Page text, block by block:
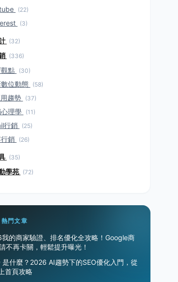
(22)
(3)
(32)
(336)
點 (30)
位動態 (58)
趨勢 (37)
理學 (11)
行銷 (25)
銷 (26)
(35)
學苑 (72)
門文章
的商家驗證、排名優化全攻略！Google商
不再卡關，輕鬆提升曝光！
是什麼？2026 AI趨勢下的SEO優化入門，從
首頁攻略